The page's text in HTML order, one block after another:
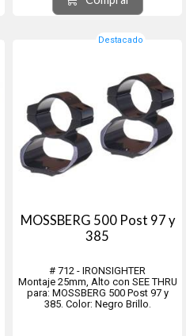
Destacado
MOSSBERG 500 Post 97 y
385
# 712 - IRONSIGHTER
Montaje 25mm, Alto con SEE THRU
para: MOSSBERG 500 Post 97 y
385. Color: Negro Brillo.